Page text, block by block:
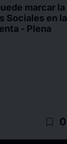
marcar la
Sociales en la
- Plena
bookmark_border 0